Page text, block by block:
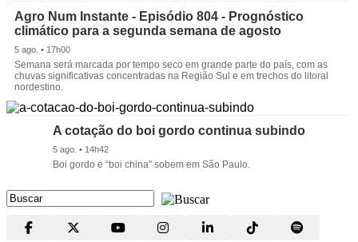
Agro Num Instante - Episódio 804 - Prognóstico
climático para a segunda semana de agosto
5 ago. • 17h00
Semana será marcada por tempo seco em grande parte do país, com as
chuvas significativas concentradas na Região Sul e em trechos do litoral
nordestino.
A cotação do boi gordo continua subindo
5 ago. • 14h42
Boi gordo e “boi china” sobem em São Paulo.